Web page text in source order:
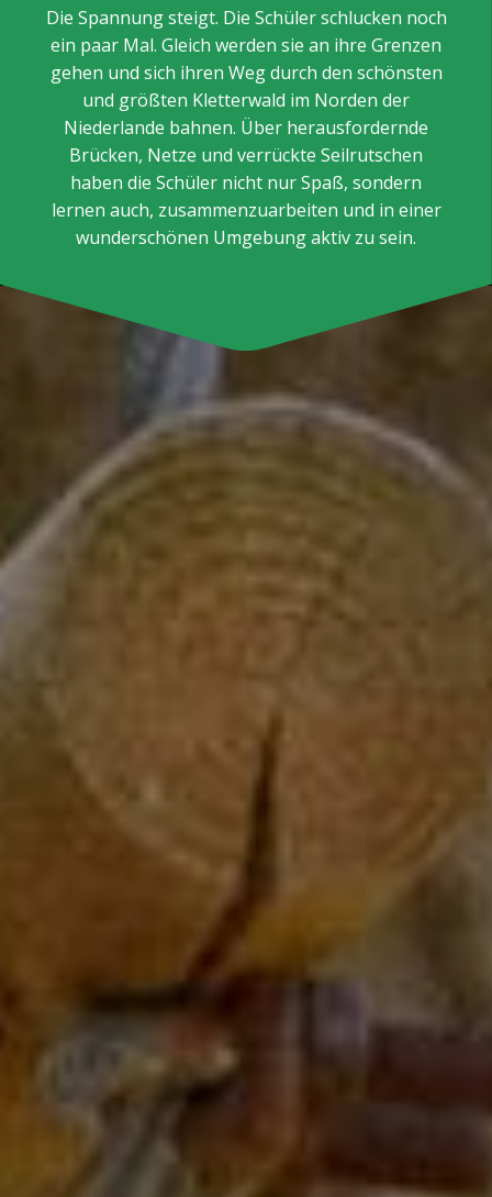
Die Spannung steigt. Die Schüler schlucken noch
ein paar Mal. Gleich werden sie an ihre Grenzen
gehen und sich ihren Weg durch den schönsten
und größten Kletterwald im Norden der
Niederlande bahnen. Über herausfordernde
Brücken, Netze und verrückte Seilrutschen
haben die Schüler nicht nur Spaß, sondern
lernen auch, zusammenzuarbeiten und in einer
wunderschönen Umgebung aktiv zu sein.